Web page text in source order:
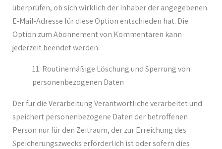
überprüfen, ob sich wirklich der Inhaber der angegebenen
E-Mail-Adresse für diese Option entschieden hat. Die
Option zum Abonnement von Kommentaren kann
jederzeit beendet werden.
Routinemäßige Löschung und Sperrung von
personenbezogenen Daten
Der für die Verarbeitung Verantwortliche verarbeitet und
speichert personenbezogene Daten der betroffenen
Person nur für den Zeitraum, der zur Erreichung des
Speicherungszwecks erforderlich ist oder sofern dies